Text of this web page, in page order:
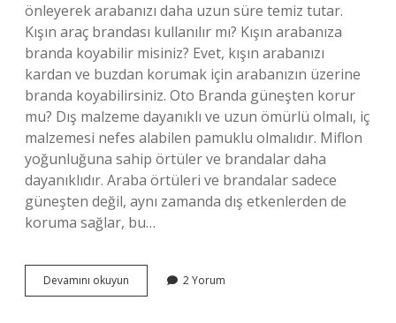
önleyerek arabanızı daha uzun süre temiz tutar.
Kışın araç brandası kullanılır mı? Kışın arabanıza
branda koyabilir misiniz? Evet, kışın arabanızı
kardan ve buzdan korumak için arabanızın üzerine
branda koyabilirsiniz. Oto Branda güneşten korur
mu? Dış malzeme dayanıklı ve uzun ömürlü olmalı, iç
malzemesi nefes alabilen pamuklu olmalıdır. Miflon
yoğunluğuna sahip örtüler ve brandalar daha
dayanıklıdır. Araba örtüleri ve brandalar sadece
güneşten değil, aynı zamanda dış etkenlerden de
koruma sağlar, bu…
Devamını okuyun
Brandası
2 Yorum